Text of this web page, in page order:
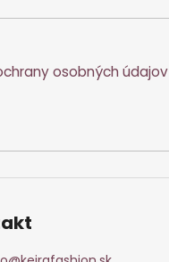
osobných údajov